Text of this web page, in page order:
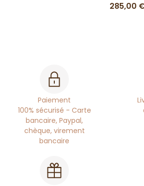
285,00
Paiement
100% sécurisé - Carte
bancaire, Paypal,
chèque, virement
bancaire